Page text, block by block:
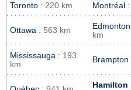
Toronto : 220 km Montréal
Ottawa : 563 km Edmonton
km
Mississauga : 193
km
Brampton
Hamilton